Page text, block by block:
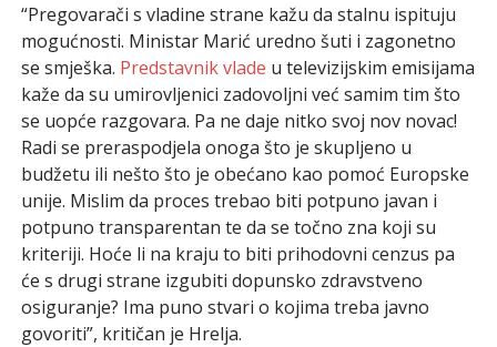
“Pregovarači s vladine strane kažu da stalnu ispituju
mogućnosti. Ministar Marić uredno šuti i zagonetno
se smješka. Predstavnik vlade u televizijskim emisijama
kaže da su umirovljenici zadovoljni već samim tim što
se uopće razgovara. Pa ne daje nitko svoj nov novac!
Radi se preraspodjela onoga što je skupljeno u
budžetu ili nešto što je obećano kao pomoć Europske
unije. Mislim da proces trebao biti potpuno javan i
potpuno transparentan te da se točno zna koji su
kriteriji. Hoće li na kraju to biti prihodovni cenzus pa
će s drugi strane izgubiti dopunsko zdravstveno
osiguranje? Ima puno stvari o kojima treba javno
govoriti”, kritičan je Hrelja.